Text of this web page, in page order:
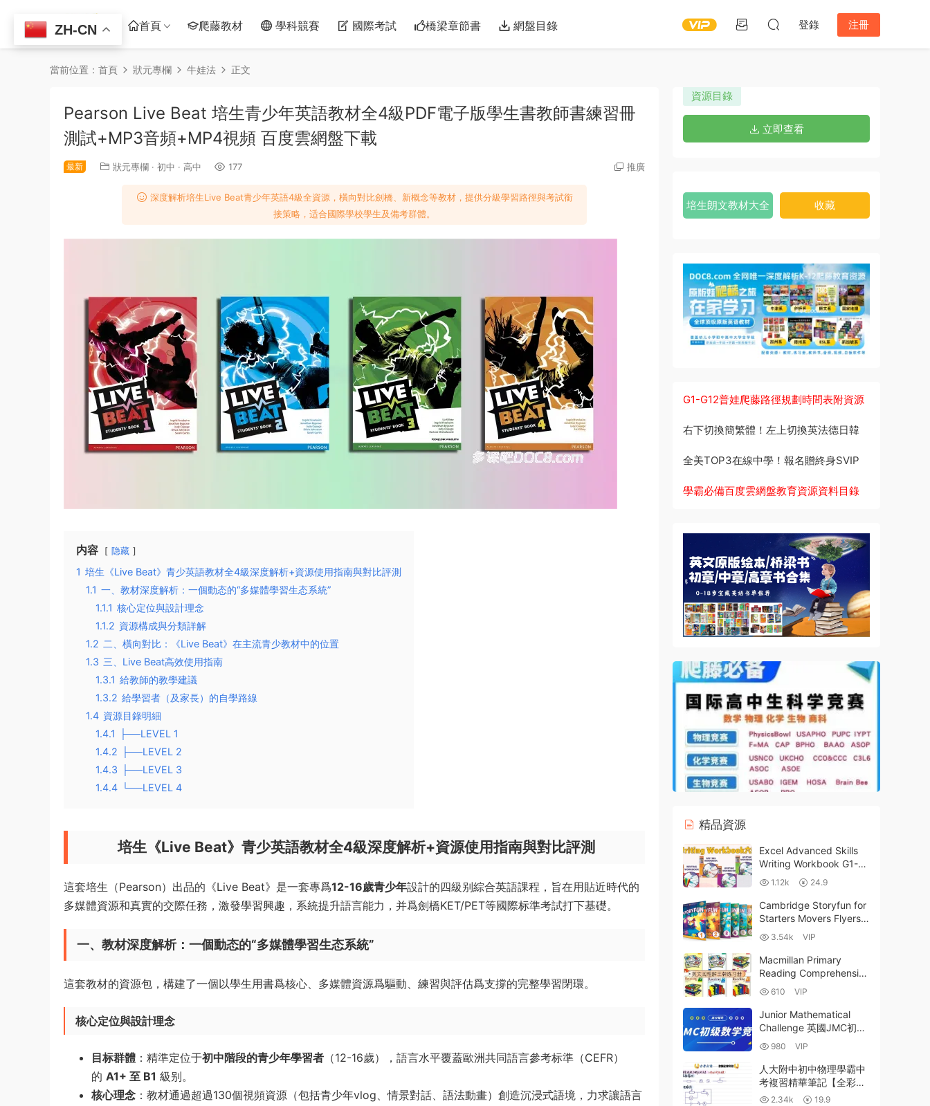
首頁 爬藤教材 學科競賽 國際考試 橋梁章節書 網盤目錄 登錄 注冊
當前位置： 首頁 狀元專欄 牛娃法 正文
Pearson Live Beat 培生青少年英語教材全4級PDF電子版學生書教師書練習冊
測試+MP3音頻+MP4視頻 百度雲網盤下載
最新 狀元專欄 · 初中 · 高中 177 推廣
深度解析培生Live Beat青少年英語4級全資源，橫向對比劍橋、新概念等教材，提供分級學習路徑與考試銜
接策略，适合國際學校學生及備考群體。
内容 隐藏
1 培生《Live Beat》青少英語教材全4級深度解析+資源使用指南與對比評測
1.1 一、教材深度解析：一個動态的“多媒體學習生态系統”
1.1.1 核心定位與設計理念
1.1.2 資源構成與分類詳解
1.2 二、橫向對比：《Live Beat》在主流青少教材中的位置
1.3 三、Live Beat高效使用指南
1.3.1 給教師的教學建議
1.3.2 給學習者（及家長）的自學路線
1.4 資源目錄明細
1.4.1
├──LEVEL 1
1.4.2
├──LEVEL 2
1.4.3
├──LEVEL 3
1.4.4 └──LEVEL 4
培生《Live Beat》青少英語教材全4級深度解析+資源使用指南與對比評測
這套培生（Pearson）出品的《Live Beat》是一套專爲12-16歲青少年設計的四級别綜合英語課程，旨在用貼近時代的
多媒體資源和真實的交際任務，激發學習興趣，系統提升語言能力，并爲劍橋KET/PET等國際标準考試打下基礎。
一、教材深度解析：一個動态的“多媒體學習生态系統”
這套教材的資源包，構建了一個以學生用書爲核心、多媒體資源爲驅動、練習與評估爲支撐的完整學習閉環。
核心定位與設計理念
目标群體 ：精準定位于初中階段的青少年學習者 （12-16歲），語言水平覆蓋歐洲共同語言參考标準（CEFR）
的 A1+ 至 B1 級别。
核心理念 ：教材通過超過130個視頻資源（包括青少年vlog、情景對話、語法動畫）創造沉浸式語境，力求讓語言
資源目錄
立即查看
培生朗文教材大全 收藏
G1-G12普娃爬藤路徑規劃時間表附資源
右下切換簡繁體！左上切換英法德日韓
全美TOP3在線中學！報名贈終身SVIP
學霸必備百度雲網盤教育資源資料目錄
精品資源
Excel Advanced Skills
Writing Workbook G1-
G6 澳大利亞原版寫作練
習冊 全彩PDF 百度雲網
盤下載
1.12k 24.9
Cambridge Storyfun for
Starters Movers Flyers
劍橋少兒英語YLE考試教
材 全彩PDF MP3音頻 百
度網盤下載-686MB
3.54k VIP
Macmillan Primary
Reading Comprehension
G1-G6 麥克米倫原版小學
英語閱讀理解練習冊PDF
電子版下載
610 VIP
Junior Mathematical
Challenge 英國JMC初級
數學競賽 數學挑戰賽
2007-2023曆年真題+答
案+解析 高清PDF 百度雲
網盤下載
980 VIP
人大附中初中物理學霸中
考複習精華筆記【全彩完
整版182頁-30MB】
2.34k 19.9
ZH-CN